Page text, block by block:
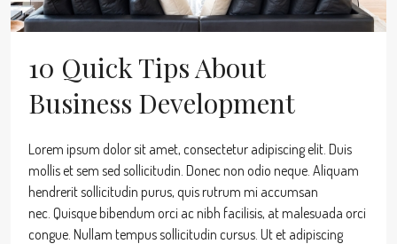
10 Quick Tips About
Business Development
Lorem ipsum dolor sit amet, consectetur adipiscing elit. Duis
mollis et sem sed sollicitudin. Donec non odio neque. Aliquam
hendrerit sollicitudin purus, quis rutrum mi accumsan
nec. Quisque bibendum orci ac nibh facilisis, at malesuada orci
congue. Nullam tempus sollicitudin cursus. Ut et adipiscing